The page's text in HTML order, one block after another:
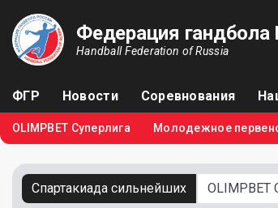
Федерация гандбола
Handball Federation of Russia
ФГР Новости Соревнования
OLIMPBET Суперлига Молодежное
Спартакиада сильнейших OLIMPBET